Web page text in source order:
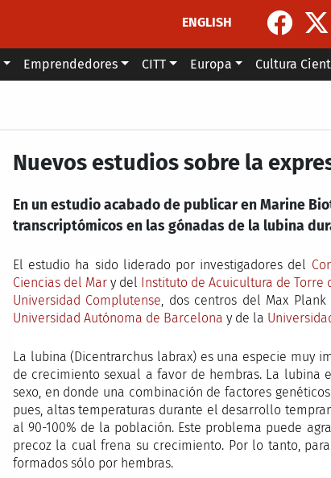
ENGLISH
Emprendedores CITT Europa Cultura
Nuevos estudios sobre la
En un estudio acabado de publicar en Marine
transcriptómicos en las gónadas de la lubina
El estudio ha sido liderado por investigadores del
Ciencias del Mar y del Instituto de Acuicultura de Torre
Universidad Complutense, dos centros del Max
Universidad Autónoma de Barcelona y de la
La lubina (Dicentrarchus labrax) es una especie muy
de crecimiento sexual a favor de hembras. La lubina
sexo, en donde una combinación de factores
pues, altas temperaturas durante el desarrollo
al 90-100% de la población. Este problema puede
precoz la cual frena su crecimiento. Por lo tanto,
formados sólo por hembras.